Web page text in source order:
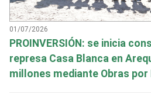
01/07/2026
PROINVERSIÓN: se inicia
represa Casa Blanca en
millones mediante Obras